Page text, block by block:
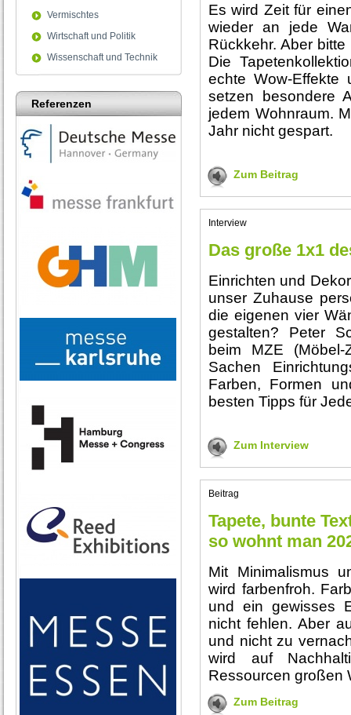
Vermischtes
Wirtschaft und Politik
Wissenschaft und Technik
Referenzen
Es wird Zeit für
wieder an jede
Rückkehr. Aber
Die
echte Wow-Effekte
setzen besondere
jedem Wohnraum.
Jahr nicht gespart.
Zum Beitrag
Interview
Das große 1x1
Einrichten und
unser Zuhause
die eigenen vier
gestalten? Peter
beim MZE
Sachen
Farben, Formen
besten Tipps für
Zum Interview
Beitrag
Tapete, bunte
so wohnt man
Mit Minimalismus
wird farbenfroh.
und ein gewisses
nicht fehlen. Aber
und nicht zu
wird auf
Ressourcen großen
Zum Beitrag